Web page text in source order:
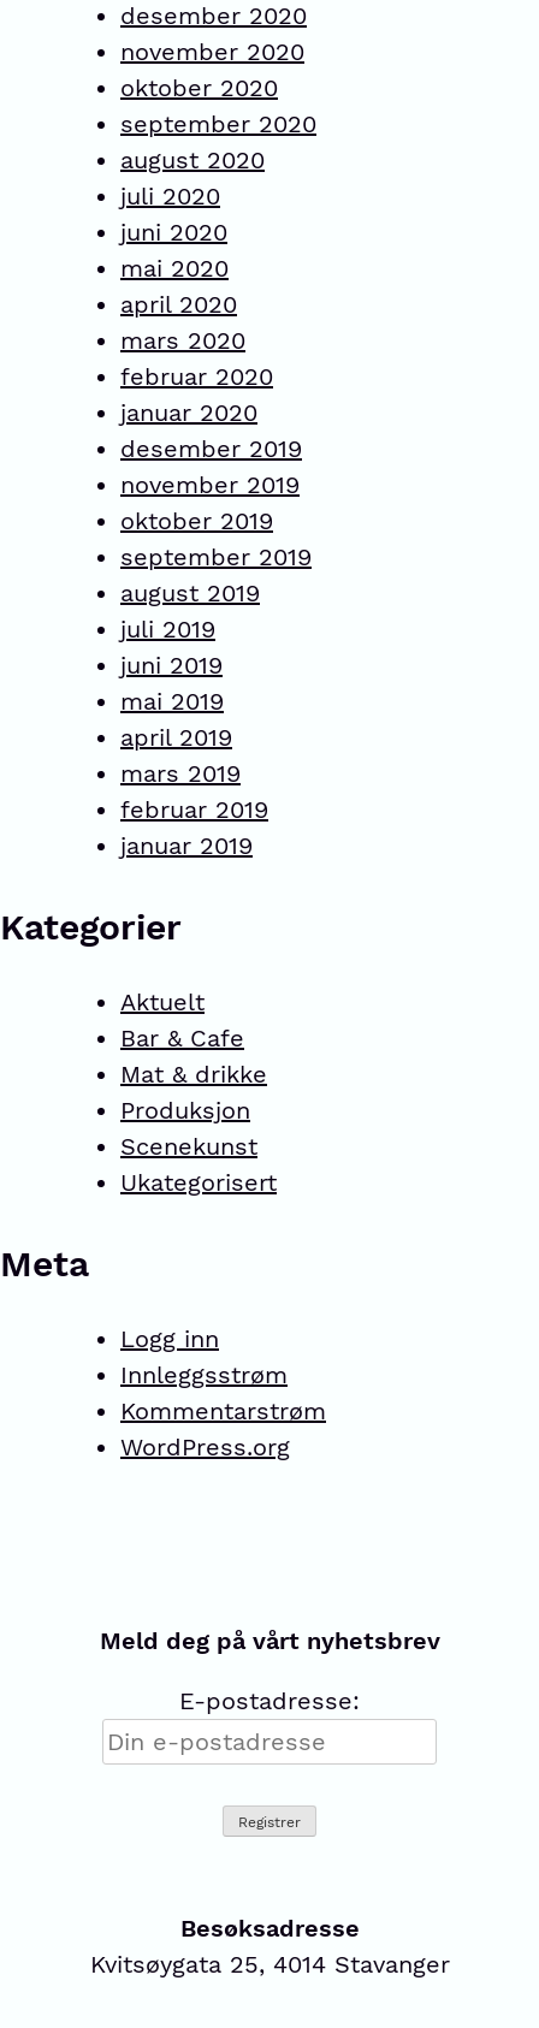
desember 2020
november 2020
oktober 2020
september 2020
august 2020
juli 2020
juni 2020
mai 2020
april 2020
mars 2020
februar 2020
januar 2020
desember 2019
november 2019
oktober 2019
september 2019
august 2019
juli 2019
juni 2019
mai 2019
april 2019
mars 2019
februar 2019
januar 2019
Kategorier
Aktuelt
Bar & Cafe
Mat & drikke
Produksjon
Scenekunst
Ukategorisert
Meta
Logg inn
Innleggsstrøm
Kommentarstrøm
WordPress.org
Meld deg på vårt nyhetsbrev
E-postadresse:
Besøksadresse
Kvitsøygata 25, 4014 Stavanger